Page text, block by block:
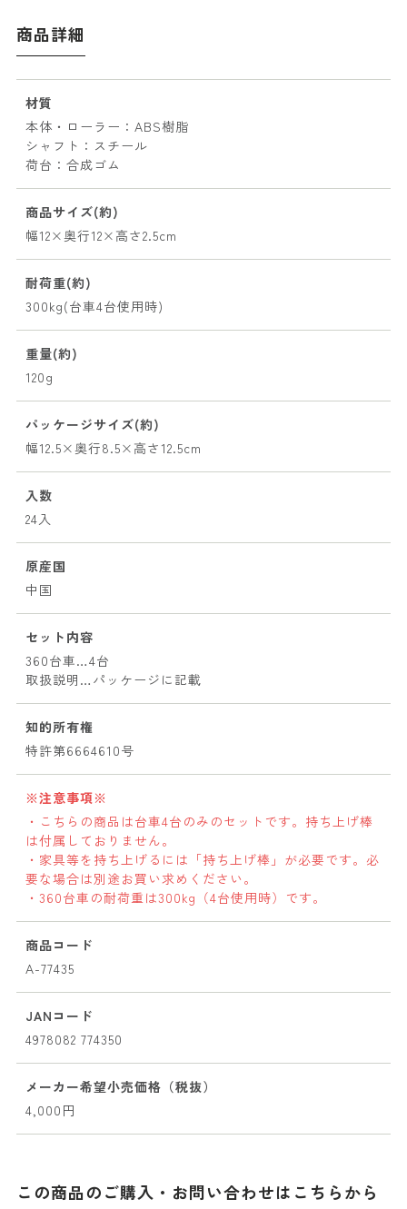
商品詳細
材質
本体・ローラー：ABS樹脂
シャフト：スチール
荷台：合成ゴム
商品サイズ(約)
幅12×奥行12×高さ2.5cm
耐荷重(約)
300kg(台車4台使用時)
重量(約)
120g
パッケージサイズ(約)
幅12.5×奥行8.5×高さ12.5cm
入数
24入
原産国
中国
セット内容
360台車…4台
取扱説明…パッケージに記載
知的所有権
特許第6664610号
※注意事項※
・こちらの商品は台車4台のみのセットです。持ち上げ棒
は付属しておりません。
・家具等を持ち上げるには「持ち上げ棒」が必要です。必
要な場合は別途お買い求めください。
・360台車の耐荷重は300kg（4台使用時）です。
商品コード
A-77435
JANコード
4978082 774350
メーカー希望小売価格（税抜）
4,000円
この商品のご購入・お問い合わせはこちらから